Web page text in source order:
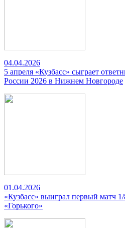
04.04.2026
5 апреля «Кузбасс» сыграет
России 2026 в Нижнем Новгороде
01.04.2026
«Кузбасс» выиграл первый матч
«Горького»